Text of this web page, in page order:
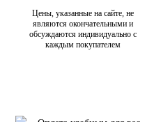
Цены, указанные на сайте, не
являются окончательными и
обсуждаются индивидуально с
каждым покупателем